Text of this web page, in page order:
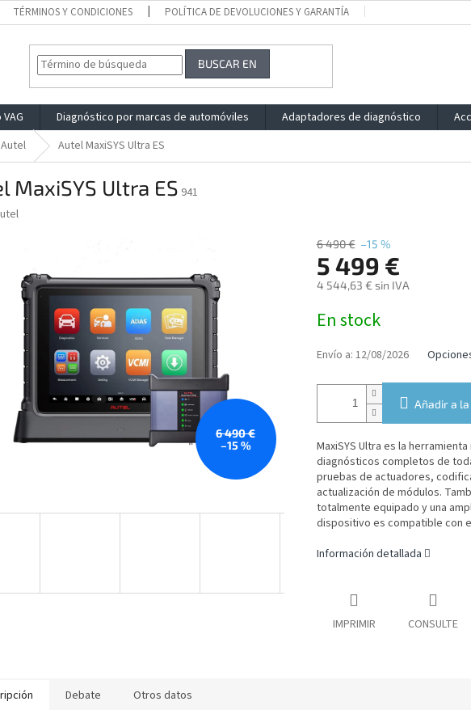
TÉRMINOS Y CONDICIONES POLÍTICA DE DEVOLUCIONES Y GARANTÍA
BUSCAR EN
Diagnóstico por marcas de automóviles Adaptadores de diagnóstico
Autel
Autel MaxiSYS Ultra ES
MaxiSYS Ultra ES 941
6 490 €
–15 %
6 490 € –15 %
5 499 €
4 544,63 € sin IVA
de
medida:
En stock
Envío a: 12/08/2026
Añadir a
MaxiSYS Ultra es la
diagnósticos completos de
pruebas de actuadores,
actualización de módulos.
totalmente equipado y una
dispositivo es compatible con
Información detallada
IMPRIMIR CONSULTE
Debate Otros datos